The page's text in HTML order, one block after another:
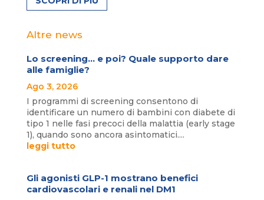
Altre news
Lo screening… e poi? Quale supporto dare
alle famiglie?
Ago 3, 2026
I programmi di screening consentono di
identificare un numero di bambini con diabete di
tipo 1 nelle fasi precoci della malattia (early stage
1), quando sono ancora asintomatici....
leggi tutto
Gli agonisti GLP-1 mostrano benefici
cardiovascolari e renali nel DM1